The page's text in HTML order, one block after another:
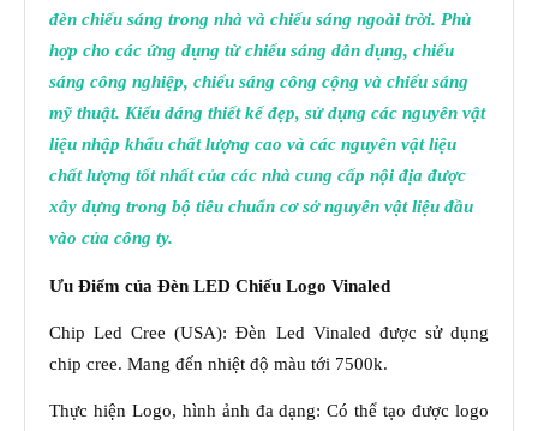
đèn chiếu sáng trong nhà và chiếu sáng ngoài trời. Phù
hợp cho các ứng dụng từ chiếu sáng dân dụng, chiếu
sáng công nghiệp, chiếu sáng công cộng và chiếu sáng
mỹ thuật. Kiểu dáng thiết kế đẹp, sử dụng các nguyên vật
liệu nhập khẩu chất lượng cao và các nguyên vật liệu
chất lượng tốt nhất của các nhà cung cấp nội địa được
xây dựng trong bộ tiêu chuẩn cơ sở nguyên vật liệu đầu
vào của công ty.
Ưu Điểm của Đèn LED Chiếu Logo Vinaled
Chip Led Cree (USA): Đèn Led Vinaled được sử dụng
chip cree. Mang đến nhiệt độ màu tới 7500k.
Thực hiện Logo, hình ảnh đa dạng: Có thể tạo được logo